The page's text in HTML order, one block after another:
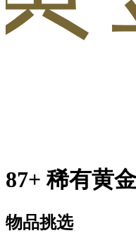
87+ 稀有黄
物品挑选